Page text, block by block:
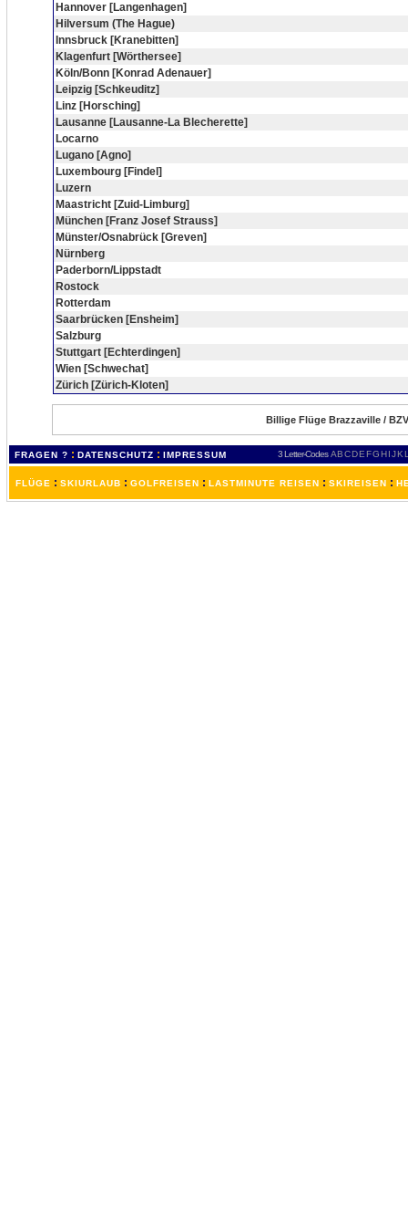
Hannover [Langenhagen]
Hilversum (The Hague)
Innsbruck [Kranebitten]
Klagenfurt [Wörthersee]
Köln/Bonn [Konrad Adenauer]
Leipzig [Schkeuditz]
Linz [Horsching]
Lausanne [Lausanne-La Blecherette]
Locarno
Lugano [Agno]
Luxembourg [Findel]
Luzern
Maastricht [Zuid-Limburg]
München [Franz Josef Strauss]
Münster/Osnabrück [Greven]
Nürnberg
Paderborn/Lippstadt
Rostock
Rotterdam
Saarbrücken [Ensheim]
Salzburg
Stuttgart [Echterdingen]
Wien [Schwechat]
Zürich [Zürich-Kloten]
Billige Flüge Brazzaville /
FRAGEN ? : DATENSCHUTZ : IMPRESSUM 3 Letter-Codes ABCDEFGH IJKL
FLÜGE : SKIURLAUB : GOLFREISEN : LASTMINUTE REISEN : SKIREISEN :